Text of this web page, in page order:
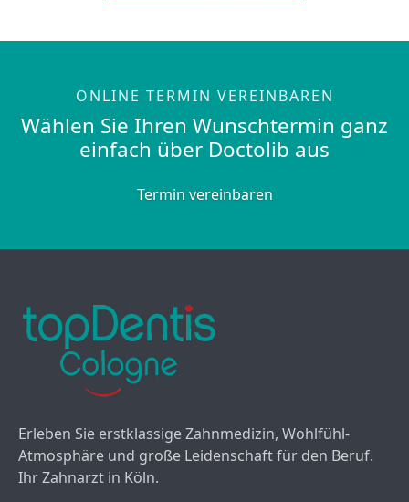
ONLINE TERMIN VEREINBAREN
Wählen Sie Ihren Wunschtermin ganz
einfach über Doctolib aus
Termin vereinbaren
Erleben Sie erstklassige Zahnmedizin, Wohlfühl-
Atmosphäre und große Leidenschaft für den Beruf.
Ihr Zahnarzt in Köln.